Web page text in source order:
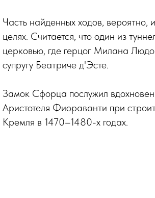
Часть найденных ходов, вероятно,
целях. Считается, что один из
церковью, где герцог Милана
супругу Беатриче д'Эсте.
Замок Сфорца послужил
Аристотеля Фиораванти при
Кремля в 1470–1480-х годах.